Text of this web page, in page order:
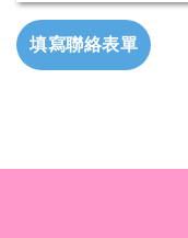
填寫聯絡表單